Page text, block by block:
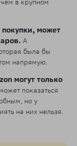
в крупном
может
А
была бы
напрямую.
могут только
показаться
но у
на них нельзя.